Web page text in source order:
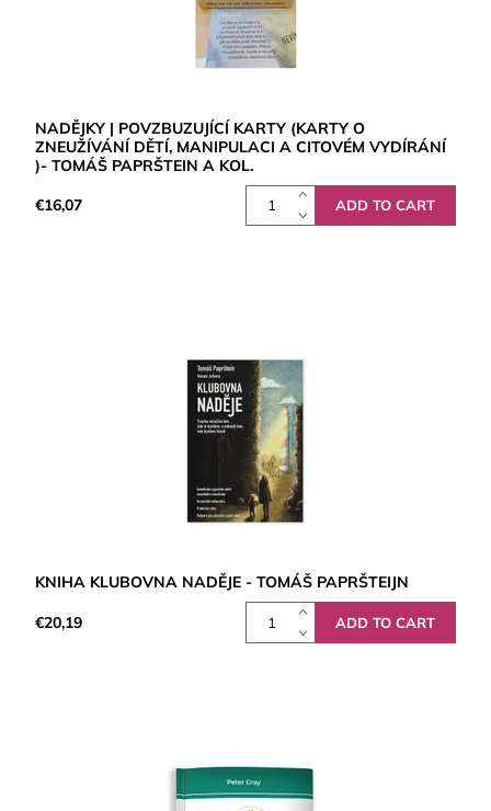
NADĚJKY | POVZBUZUJÍCÍ KARTY (KARTY O
ZNEUŽÍVÁNÍ DĚTÍ, MANIPULACI A CITOVÉM VYDÍRÁNÍ
)- TOMÁŠ PAPRŠTEIN A KOL.
€16,07
KNIHA KLUBOVNA NADĚJE - TOMÁŠ PAPRŠTEIJN
€20,19